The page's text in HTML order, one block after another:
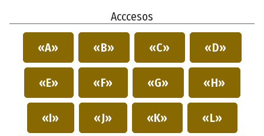
Acccesos
«A» «B» «C» «D»
«E» «F» «G» «H»
«I» «J» «K» «L»